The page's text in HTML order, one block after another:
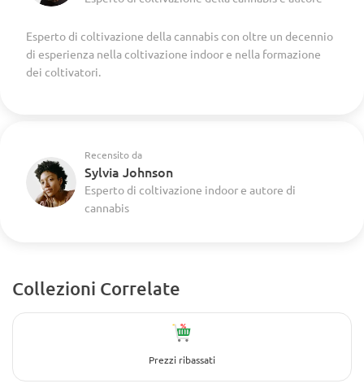
Esperto di coltivazione della cannabis con oltre un decennio
di esperienza nella coltivazione indoor e nella formazione
dei coltivatori.
Recensito da
Sylvia Johnson
Esperto di coltivazione indoor e autore di
cannabis
Collezioni Correlate
Prezzi ribassati